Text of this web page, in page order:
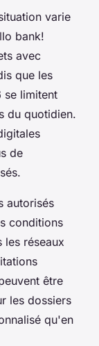
varie
bank!
avec
que les
se limitent
du quotidien.
de
autorisés
conditions
les réseaux
être
les dossiers
qu'en